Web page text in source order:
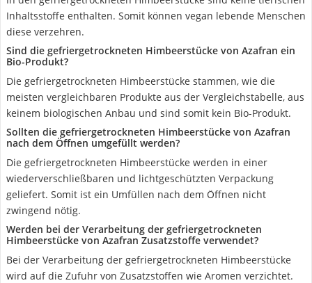
Inhaltsstoffe enthalten. Somit können vegan lebende Menschen
diese verzehren.
Sind die gefriergetrockneten Himbeerstücke von Azafran ein
Bio-Produkt?
Die gefriergetrockneten Himbeerstücke stammen, wie die
meisten vergleichbaren Produkte aus der Vergleichstabelle, aus
keinem biologischen Anbau und sind somit kein Bio-Produkt.
Sollten die gefriergetrockneten Himbeerstücke von Azafran
nach dem Öffnen umgefüllt werden?
Die gefriergetrockneten Himbeerstücke werden in einer
wiederverschließbaren und lichtgeschützten Verpackung
geliefert. Somit ist ein Umfüllen nach dem Öffnen nicht
zwingend nötig.
Werden bei der Verarbeitung der gefriergetrockneten
Himbeerstücke von Azafran Zusatzstoffe verwendet?
Bei der Verarbeitung der gefriergetrockneten Himbeerstücke
wird auf die Zufuhr von Zusatzstoffen wie Aromen verzichtet.